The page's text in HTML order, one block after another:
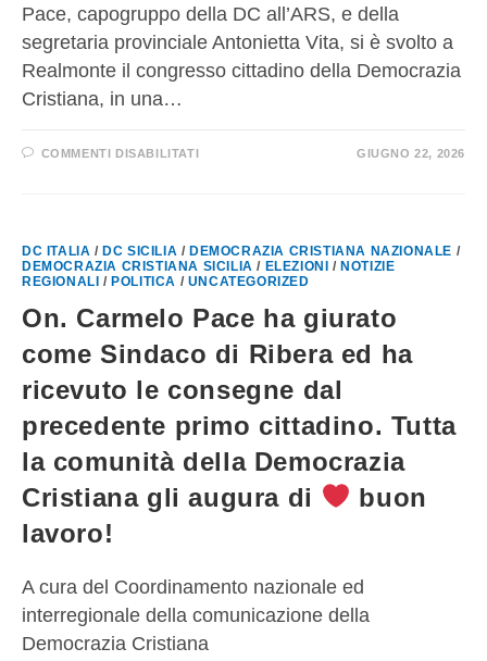
Pace, capogruppo della DC all’ARS, e della
segretaria provinciale Antonietta Vita, si è svolto a
Realmonte il congresso cittadino della Democrazia
Cristiana, in una…
COMMENTI DISABILITATI GIUGNO 22, 2026
DC ITALIA / DC SICILIA / DEMOCRAZIA CRISTIANA NAZIONALE /
DEMOCRAZIA CRISTIANA SICILIA / ELEZIONI / NOTIZIE
REGIONALI / POLITICA / UNCATEGORIZED
On. Carmelo Pace ha giurato
come Sindaco di Ribera ed ha
ricevuto le consegne dal
precedente primo cittadino. Tutta
la comunità della Democrazia
Cristiana gli augura di
buon
lavoro!
A cura del Coordinamento nazionale ed
interregionale della comunicazione della
Democrazia Cristiana